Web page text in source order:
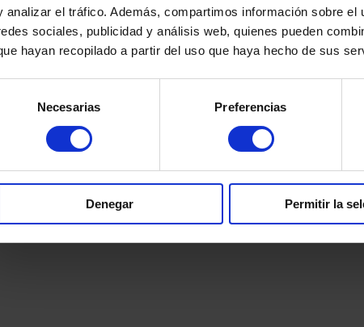
analizar el tráfico. Además, compartimos información sobre
sociales, publicidad y análisis web, quienes pueden
hayan recopilado a partir del uso que haya hecho de sus
Necesarias Preferencias
Denegar Permitir la
Courriel :
info@martinezcaballeroabogados.com
Fixe :+34 936 32 32 36
Mobile+34 628 379 016